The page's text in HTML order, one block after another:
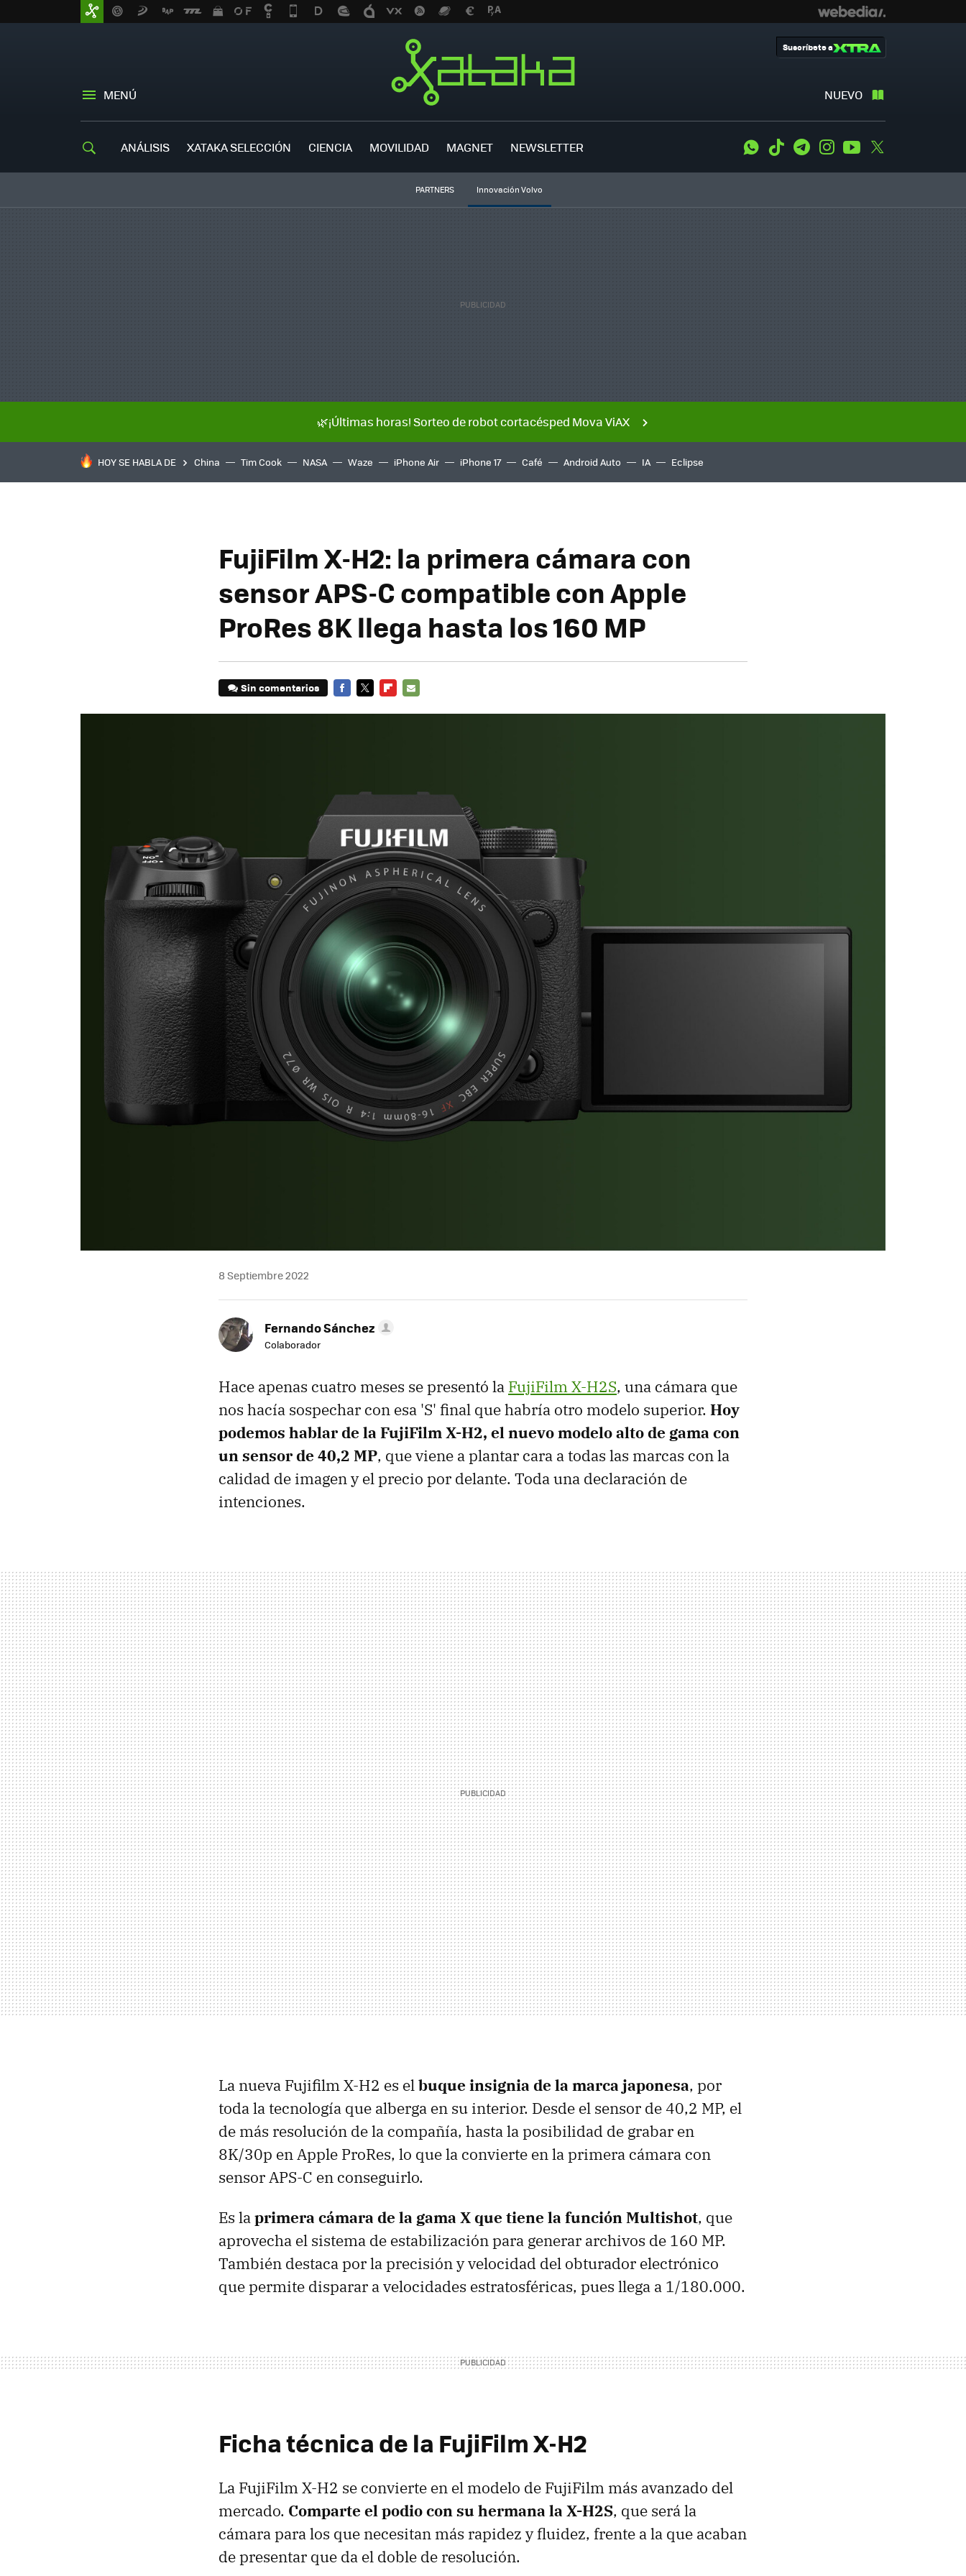
MENÚ NUEVO
Suscríbete a
ANÁLISIS XATAKA SELECCIÓN CIENCIA MOVILIDAD MAGNET NEWSLETTER WhatsApp
Tiktok TelegramInstagramYoutube
PARTNERS Innovación Volvo
🌿¡Últimas horas! Sorteo de robot cortacésped Mova ViAX
HOY SE HABLA DE China Tim Cook NASA Waze iPhone Air iPhone 17 Café Android Auto IA Eclipse
FujiFilm X-H2: la primera cámara con
sensor APS-C compatible con Apple
ProRes 8K llega hasta los 160 MP
Sin comentarios
8 Septiembre 2022
Fernando Sánchez
Colaborador
Hace apenas cuatro meses se presentó la FujiFilm X-H2S, una cámara que
nos hacía sospechar con esa 'S' final que habría otro modelo superior. Hoy
podemos hablar de la FujiFilm X-H2, el nuevo modelo alto de gama con
un sensor de 40,2 MP, que viene a plantar cara a todas las marcas con la
calidad de imagen y el precio por delante. Toda una declaración de
intenciones.
La nueva Fujifilm X-H2 es elbuque insignia de la marca japonesa, por
toda la tecnología que alberga en su interior. Desde el sensor de 40,2 MP, el
de más resolución de la compañía, hasta la posibilidad de grabar en
8K/30p en Apple ProRes, lo que la convierte en la primera cámara con
sensor APS-C en conseguirlo.
Es laprimera cámara de la gama X que tiene la función Multishot, que
aprovecha el sistema de estabilización para generar archivos de 160 MP.
También destaca por la precisión y velocidad del obturador electrónico
que permite disparar a velocidades estratosféricas, pues llega a 1/180.000.
Ficha técnica de la FujiFilm X-H2
La FujiFilm X-H2 se convierte en el modelo de FujiFilm más avanzado del
mercado. Comparte el podio con su hermana la X-H2S, que será la
cámara para los que necesitan más rapidez y fluidez, frente a la que acaban
de presentar que da el doble de resolución.